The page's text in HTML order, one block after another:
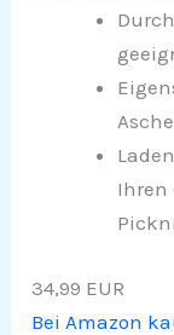
Ihren
34,99 EUR
Bei Amazon